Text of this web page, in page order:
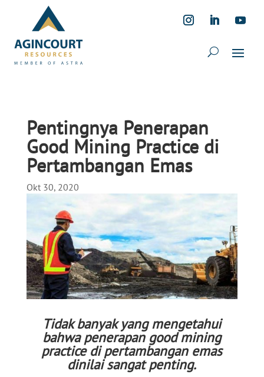
Pentingnya Penerapan
Good Mining Practice di
Pertambangan Emas
Okt 30, 2020
Tidak banyak yang mengetahui
bahwa penerapan good mining
practice di pertambangan emas
dinilai sangat penting.